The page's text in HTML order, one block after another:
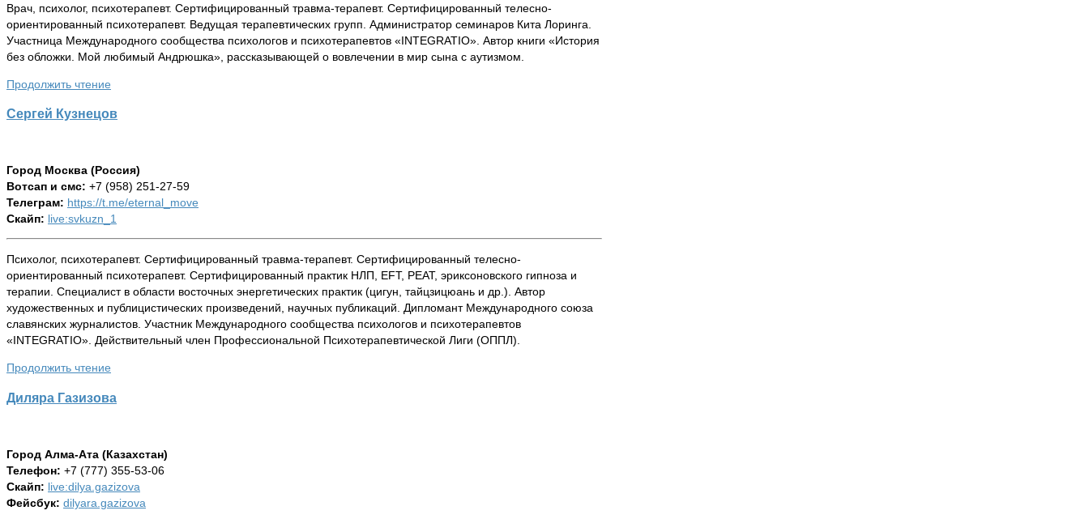
Врач, психолог, психотерапевт. Сертифицированный травма-терапевт. Сертифицированный телесно-
ориентированный психотерапевт. Ведущая терапевтических групп. Администратор семинаров Кита Лоринга.
Участница Международного сообщества психологов и психотерапевтов «INTEGRATIO». Автор книги «История
без обложки. Мой любимый Андрюшка», рассказывающей о вовлечении в мир сына с аутизмом.
Продолжить чтение
Сергей Кузнецов
Город Москва (Россия)
Вотсап и смс: +7 (958) 251-27-59
Телеграм: https://t.me/eternal_move
Скайп: live:svkuzn_1
Психолог, психотерапевт. Сертифицированный травма-терапевт. Сертифицированный телесно-
ориентированный психотерапевт. Сертифицированный практик НЛП, EFT, PEAT, эриксоновского гипноза и
терапии. Специалист в области восточных энергетических практик (цигун, тайцзицюань и др.). Автор
художественных и публицистических произведений, научных публикаций. Дипломант Международного союза
славянских журналистов. Участник Международного сообщества психологов и психотерапевтов
«INTEGRATIO». Действительный член Профессиональной Психотерапевтической Лиги (ОППЛ).
Продолжить чтение
Диляра Газизова
Город Алма-Ата (Казахстан)
Телефон: +7 (777) 355-53-06
Скайп: live:dilya.gazizova
Фейсбук: dilyara.gazizova